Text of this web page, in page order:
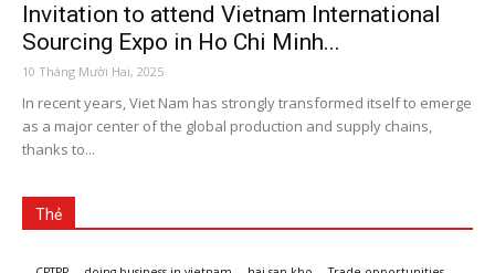
Invitation to attend Vietnam International
Sourcing Expo in Ho Chi Minh...
10 Tháng Mười Hai, 2025
In recent years, Viet Nam has strongly transformed itself to emerge
as a major center of the global production and supply chains,
thanks to...
Thẻ